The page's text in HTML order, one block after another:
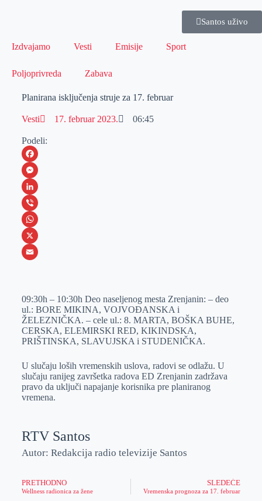
Santos uživo
Izdvajamo Vesti Emisije Sport
Poljoprivreda Zabava
Planirana isključenja struje za 17. februar
Vesti 17. februar 2023. 06:45
Podeli:
F
a
c
e
b
o
M
e
s
s
e
e
r
L
i
n
k
I
n
V
i
b
W
h
s
A
p
X
a
i
l
09:30h – 10:30h Deo naseljenog mesta Zrenjanin: – deo
ul.: BORE MIKINA, VOJVOĐANSKA i
ŽELEZNIČKA. – cele ul.: 8. MARTA, BOŠKA BUHE,
CERSKA, ELEMIRSKI RED, KIKINDSKA,
PRIŠTINSKA, SLAVUJSKA i STUDENIČKA.
U slučaju loših vremenskih uslova, radovi se odlažu. U
slučaju ranijeg završetka radova ED Zrenjanin zadržava
pravo da uključi napajanje korisnika pre planiranog
vremena.
RTV Santos
Autor: Redakcija radio televizije Santos
PRETHODNO
Wellness radionica za žene
SLEDEĆE
Vremenska prognoza za 17. februar